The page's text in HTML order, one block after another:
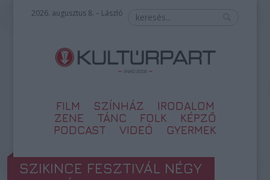
2026. augusztus 8. – László
FILM SZÍNHÁZ
IRODALOM
ZENE
TÁNC FOLK
KÉPZŐ
PODCAST
VIDEÓ GYERMEK
SZIKINCE FESZTIVÁL NÉGY